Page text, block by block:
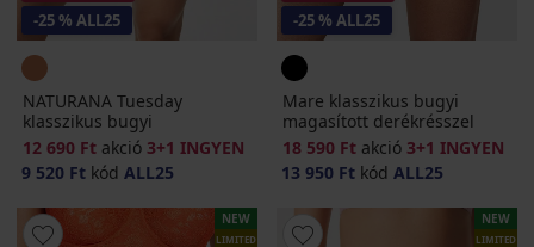
-25 % ALL25
NATURANA Tuesday
klasszikus bugyi
12 690 Ft akció 3+1 INGYEN
9 520 Ft kód ALL25
-25 % ALL25
Mare klasszikus bugyi
magasított derékrésszel
18 590 Ft akció 3+1 INGYEN
13 950 Ft kód ALL25
NEW
LIMITED
NEW
LIMITED